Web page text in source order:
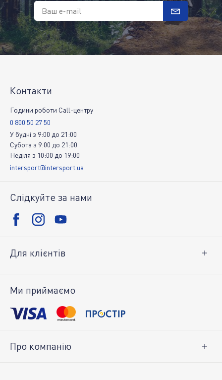
Ваш e-mail
Контакти
Години роботи Call-центру
0 800 50 27 50
У будні з 9:00 до 21:00
Субота з 9:00 до 21:00
Неділя з 10:00 до 19:00
intersport@intersport.ua
Слідкуйте за нами
Для клієнтів
Повернення товару
Ми приймаємо
Про компанію